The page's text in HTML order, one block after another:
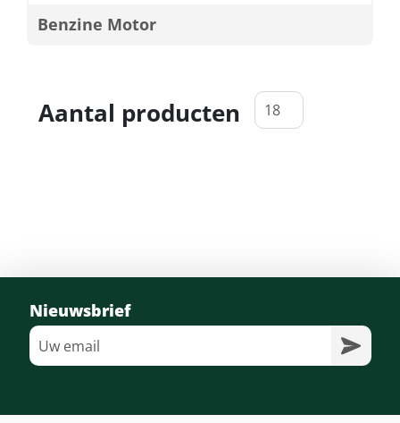
Benzine Motor
Aantal producten
Nieuwsbrief